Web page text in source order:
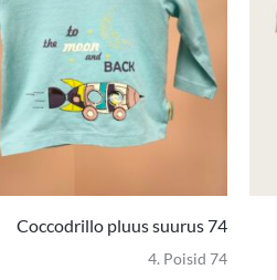
Coccodrillo pluus suurus 74
4. Poisid 74